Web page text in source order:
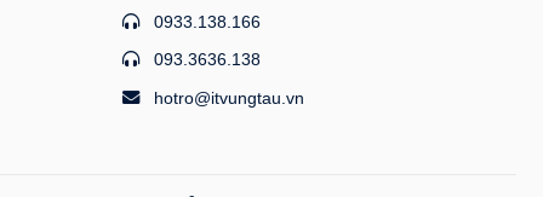
0933.138.166
093.3636.138
hotro@itvungtau.vn